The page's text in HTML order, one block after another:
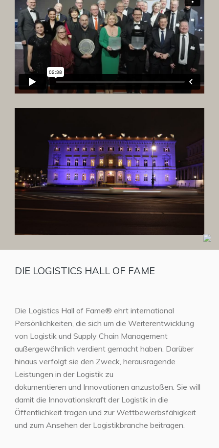
DIE LOGISTICS HALL OF FAME
Die Logistics Hall of Fame® ehrt international
Persönlichkeiten, die sich um die Weiterentwicklung
von Logistik und Supply Chain Management
außergewöhnlich verdient gemacht haben. Darüber
hinaus verfolgt sie den Zweck, herausragende
Leistungen in der Logistik zu
dokumentieren und Innovationen anzustoßen. Sie will
damit die Innovationskraft der Logistik in die
Öffentlichkeit tragen und zur Wettbewerbsfähigkeit
und zum Ansehen der Logistikbranche beitragen.